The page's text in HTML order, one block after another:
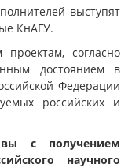
выступят
КнАГУ.
согласно
достоянием в
Федерации
российских и
с получением
научного